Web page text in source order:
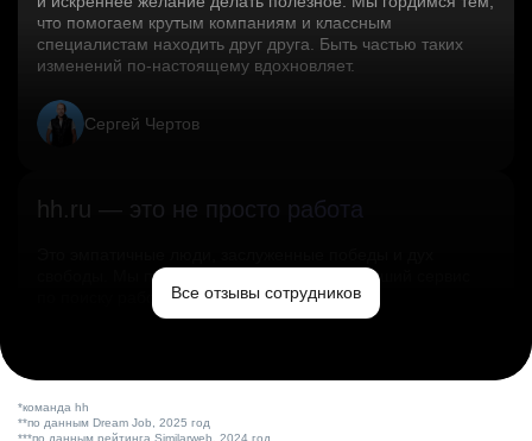
что помогаем крутым компаниям и классным
специалистам находить друг друга. Быть частью таких
изменений по‑настоящему вдохновляет.
Сергей Чертов
hh.ru — это не просто работа
свободы. Мы помогаем миру и создаём лучший сервис
по поиску работы в стране.Все отзывы сотрудников
*команда hh
**по данным Dream Job, 2025 год
***по данным рейтинга Similarweb, 2024 год